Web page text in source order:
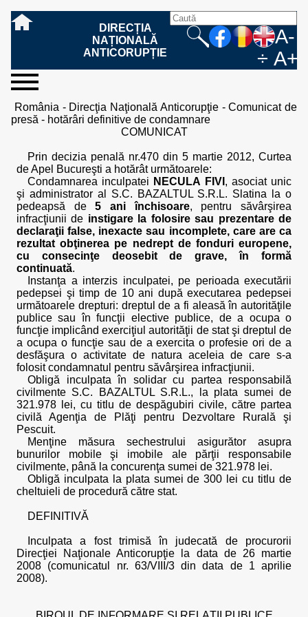
DIRECȚIA
NAȚIONALĂ
ANTICORUPȚIE
A-
÷ A+
sesizați-
ne
Ce
înseamnă
Cum
sesizați
corupție?
Cum
este
denunță?
Ce
trebuie
sesizare?
Fazele
procesului
Ce
urmează
o faptă
de
corupție?
Care sunt
drepturile și
în procesul
penal?
Cum
sprijiniți
date
despre
posibile
fapte de
corupție?
despre
noi
Cine
lucrează
Cu ce
se
Sursele
de
Structura
Conducerea
Structuri
teritoriale
Cadrul
legal
Resurse
financiare
Resurse
umane
Integritate
instituțională
rezultatele
noastre
Rapoarte
de
Hotărâri
penale
de
corupție
mass
media
Biroul de
informare
Contacte
Comunicate
de presă
Model de
acreditare
Drept
la
Evenimente
informare
publică
Persoana
responsabilă
publică
Model
solicitare
Legii
544/2001
Raportul
anual
Legii
544/2001
Legea
544/2001
aplicare
Protecția
datelor
personal
Modalități
de
răspunsului
oferit în
baza Legii
544/2001
cooperare
internațională
Programe
Evenimente
internaționale
Cadrul legal
internațional
România - Direcţia Naţională Anticorupţie - Comunicat de
presă - hotărâri definitive de condamnare
COMUNICAT
Prin decizia penală nr.470 din 5 martie 2012, Curtea
de Apel Bucureşti a hotărât următoarele:
Condamnarea inculpatei NECULA FIVI , asociat unic
şi administrator al S.C. BAZALTUL S.R.L. Slatina la o
pedeapsă de5 ani închisoare, pentru săvârşirea
infracţiunii de instigare la folosire sau prezentare de
declaraţii false, inexacte sau incomplete, care are ca
rezultat obţinerea pe nedrept de fonduri europene,
cu consecinţe deosebit de grave, în formă
continuată.
Instanţa a interzis inculpatei, pe perioada executării
pedepsei şi timp de 10 ani după executarea pedepsei
următoarele drepturi: dreptul de a fi aleasă în autorităţile
publice sau în funcţii elective publice, de a ocupa o
funcţie implicând exerciţiul autorităţii de stat şi dreptul de
a ocupa o funcţie sau de a exercita o profesie ori de a
desfăşura o activitate de natura aceleia de care s-a
folosit condamnatul pentru săvârşirea infracţiunii.
Obligă inculpata în solidar cu partea responsabilă
civilmente S.C. BAZALTUL S.R.L., la plata sumei de
321.978 lei, cu titlu de despăgubiri civile, către partea
civilă Agenţia de Plăţi pentru Dezvoltare Rurală şi
Pescuit.
Menţine măsura sechestrului asigurător asupra
bunurilor mobile şi imobile ale părţii responsabile
civilmente, până la concurenţa sumei de 321.978 lei.
Obligă inculpata la plata sumei de 300 lei cu titlu de
cheltuieli de procedură către stat.
DEFINITIVĂ
Inculpata a fost trimisă în judecată de procurorii
Direcţiei Naţionale Anticorupţie la data de 26 martie
2008 (comunicatul nr. 63/VIII/3 din data de 1 aprilie
2008).